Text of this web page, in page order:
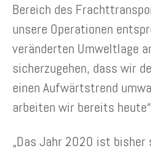
Bereich des
unsere Operationen
veränderten Umweltlage
sicherzugehen, dass wir
einen Aufwärtstrend
arbeiten wir bereits
„Das Jahr 2020 ist bisher